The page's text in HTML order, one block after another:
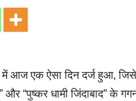
में आज एक ऐसा दिन दर्ज हुआ,
और “पुष्कर धामी जिंदाबाद” के